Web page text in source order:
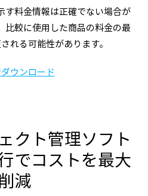
す料金情報は正確でない場合が
比較に使用した商品の料金の最
れる可能性があります。
ウンロード
クト管理ソフト
でコストを最大
減